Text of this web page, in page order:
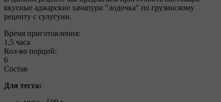
вкусные аджарские хачапури "лодочка" по грузинскому
рецепту с сулугуни.
Время приготовления:
1,5 часа
Кол-во порций:
6
Состав
Для теста: